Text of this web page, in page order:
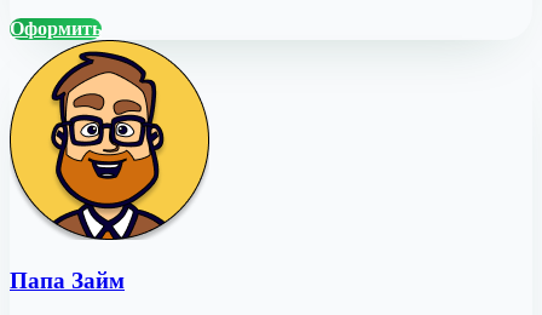
Оформить
Папа Займ